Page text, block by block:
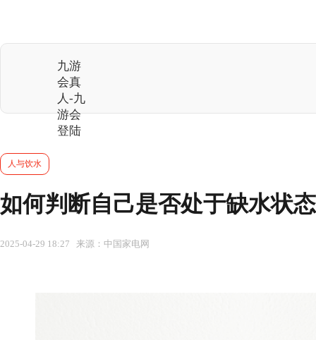
九游
会真
人-九
游会
登陆
人与饮水
如何判断自己是否处于缺水状
2025-04-29 18:27 来源：中国家电网